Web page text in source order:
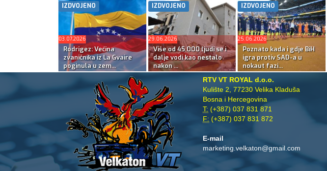
IZDVOJENO
03.07.2026
Rodrigez: Većina
zvaničnika iz La Gvaire
poginula u zem...
IZDVOJENO
29.06.2026
Više od 45.000 ljudi se i
dalje vodi kao nestalo
nakon ...
IZDVOJENO
25.06.2026
Poznato kada i gdje BiH
igra protiv SAD-a u
nokaut fazi...
RTV VT ROYAL d.o.o.
Kulište 2, 77230 Velika Kladuša
Bosna i Hercegovina
T: (+387) 037 831 871
F: (+387) 037 831 872
E-mail
marketing.velkaton@gmail.com